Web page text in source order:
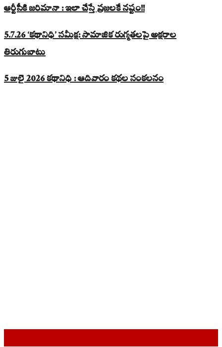
ఆర్టీసీకి జరిమానా : ఇలా చేస్తే ప్రజలకే నష్టం!!
5.7.26 ‘కథానిధి’ సమీక్ష: సామాజిక రుగ్మతలపై అక్షరాల
తిరుగుబాటు
5 జులై 2026 కథానిధి : ఆదివారం కథల సంకలనం